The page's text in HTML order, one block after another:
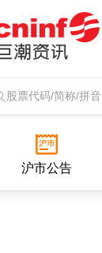
股票代码/简称/拼音
沪市公告